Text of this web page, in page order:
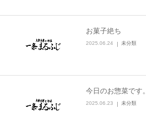
お菓子絶ち
2025.06.24 未分類
今日のお惣菜です。
2025.06.23 未分類